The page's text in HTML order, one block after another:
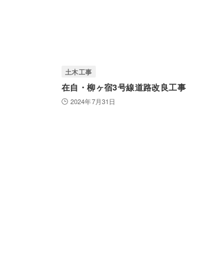
土木工事
在自・柳ヶ宿3号線道路改良工事
2024年7月31日